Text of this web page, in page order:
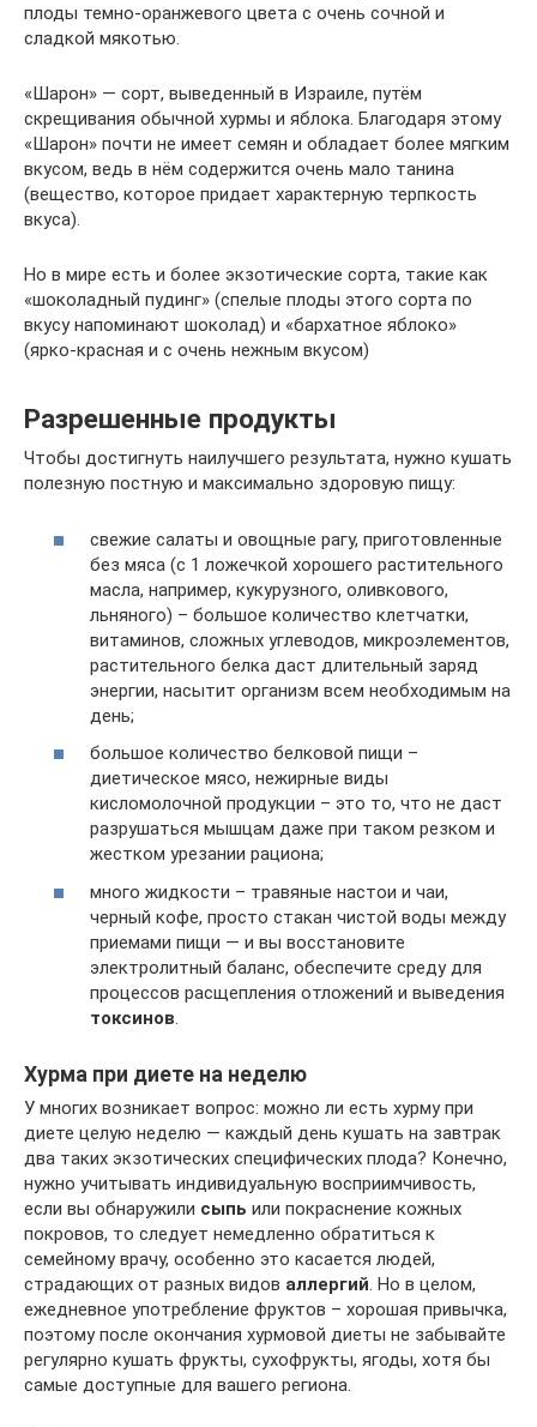
плоды темно-оранжевого цвета с очень сочной и
сладкой мякотью.
«Шарон» — сорт, выведенный в Израиле, путём
скрещивания обычной хурмы и яблока. Благодаря этому
«Шарон» почти не имеет семян и обладает более мягким
вкусом, ведь в нём содержится очень мало танина
(вещество, которое придает характерную терпкость
вкуса).
Но в мире есть и более экзотические сорта, такие как
«шоколадный пудинг» (спелые плоды этого сорта по
вкусу напоминают шоколад) и «бархатное яблоко»
(ярко-красная и с очень нежным вкусом)
Разрешенные продукты
Чтобы достигнуть наилучшего результата, нужно кушать
полезную постную и максимально здоровую пищу:
свежие салаты и овощные рагу, приготовленные
без мяса (с 1 ложечкой хорошего растительного
масла, например, кукурузного, оливкового,
льняного) – большое количество клетчатки,
витаминов, сложных углеводов, микроэлементов,
растительного белка даст длительный заряд
энергии, насытит организм всем необходимым на
день;
большое количество белковой пищи –
диетическое мясо, нежирные виды
кисломолочной продукции – это то, что не даст
разрушаться мышцам даже при таком резком и
жестком урезании рациона;
много жидкости – травяные настои и чаи,
черный кофе, просто стакан чистой воды между
приемами пищи — и вы восстановите
электролитный баланс, обеспечите среду для
процессов расщепления отложений и выведения
токсинов
Хурма при диете на неделю
У многих возникает вопрос: можно ли есть хурму при
диете целую неделю — каждый день кушать на завтрак
два таких экзотических специфических плода? Конечно,
нужно учитывать индивидуальную восприимчивость,
если вы обнаружили сыпь или покраснение кожных
покровов, то следует немедленно обратиться к
семейному врачу, особенно это касается людей,
страдающих от разных видов аллергий. Но в целом,
ежедневное употребление фруктов – хорошая привычка,
поэтому после окончания хурмовой диеты не забывайте
регулярно кушать фрукты, сухофрукты, ягоды, хотя бы
самые доступные для вашего региона.